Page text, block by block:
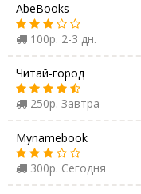
AbeBooks
100р. 2-3 дн.
Читай-город
250р. Завтра
Mynamebook
300р. Сегодня